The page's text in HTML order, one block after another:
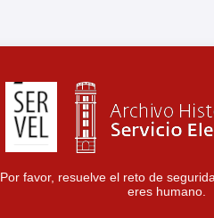
Por favor, resuelve el reto de
eres humano.